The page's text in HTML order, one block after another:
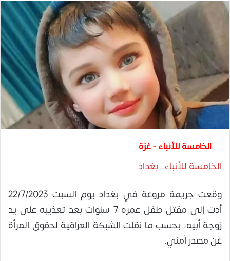
الخامسة للأنباء - غزة
الخامسة للأنباء_بغداد
وقعت جريمة مروعة في بغداد يوم السبت 22/7/2023
أدت إلى مقتل طفل عمره 7 سنوات بعد تعذيبه على يد
زوجة أبيه، بحسب ما نقلت الشبكة العراقية لحقوق المرأة
عن مصدر أمني.